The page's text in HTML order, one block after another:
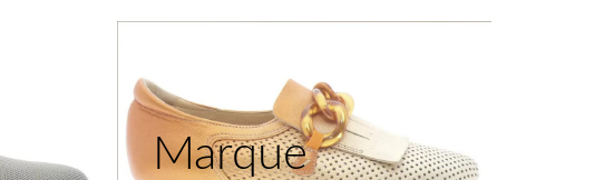
Marque